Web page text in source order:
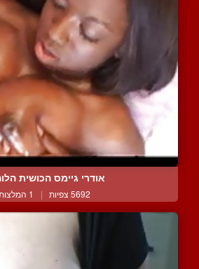
אודרי גיימס הכושית
5692 צפיות | 1 המלצות